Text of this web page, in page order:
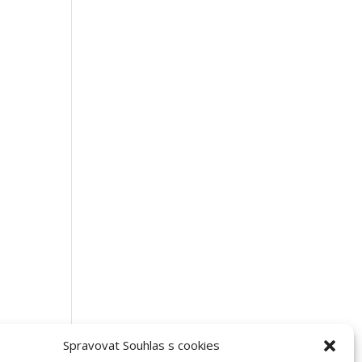
Spravovat Souhlas s cookies